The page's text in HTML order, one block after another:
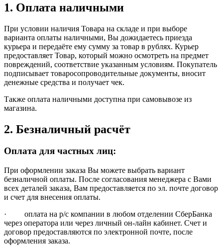
1. Оплата наличными
При условии наличия Товара на складе и при выборе
варианта оплаты наличными, Вы дожидаетесь приезда
курьера и передаёте ему сумму за товар в рублях. Курьер
предоставляет Товар, который можно осмотреть на предмет
повреждений, соответствие указанным условиям. Покупатель
подписывает товаросопроводительные документы, вносит
денежные средства и получает чек.
Также оплата наличными доступна при самовывозе из
магазина.
2. Безналичный расчёт
Оплата для частных лиц:
При оформлении заказа Вы можете выбрать вариант
безналичной оплаты. После согласования менеджера с Вами
всех деталей заказа, Вам предоставляется по эл. почте договор
и счет для внесения оплаты.
· оплата на р/с компании в любом отделении СберБанка
через оператора или через личный он-лайн кабинет. Счет и
договор предоставляются по электронной почте, после
оформления заказа.